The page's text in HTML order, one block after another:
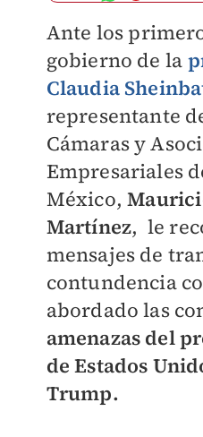
Ante los
gobierno de la
Claudia
representante
Cámaras y
Empresariales
México,
Martínez, le
mensajes de
contundencia
abordado las
amenazas del
de Estados
Trump.